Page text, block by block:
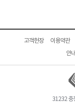
고객헌장 이용약관
안
31232 충